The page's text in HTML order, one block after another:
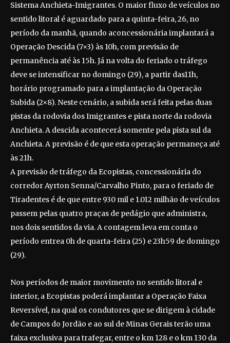
Sistema Anchieta-Imigrantes. O maior fluxo de veículos no
sentido litoral é aguardado para a quinta-feira, 26, no
período da manhã, quando aconcessionária implantará a
Operação Descida (7×3) às 10h, com previsão de
permanência até às 15h. Já na volta do feriado o tráfego
deve se intensificar no domingo (29), a partir das11h,
horário programado para a implantação da Operação
Subida (2×8). Neste cenário, a subida será feita pelas duas
pistas da rodovia dos Imigrantes e pista norte da rodovia
Anchieta. A descida acontecerá somente pela pista sul da
Anchieta. A previsão é de que esta operação permaneça até
às 21h.
A previsão de tráfego da Ecopistas, concessionária do
corredor Ayrton Senna/Carvalho Pinto, para o feriado de
Tiradentes é de que entre 930 mil e 1.012 milhão de veículos
passem pelas quatro praças de pedágio que administra,
nos dois sentidos da via. A contagem leva em conta o
período entrea 0h de quarta-feira (25) e 23h59 de domingo
(29).
Nos períodos de maior movimento no sentido litoral e
interior, a Ecopistas poderá implantar a Operação Faixa
Reversível, na qual os condutores que se dirigem à cidade
de Campos do Jordão e ao sul de Minas Gerais terão uma
faixa exclusiva para trafegar, entre o km 128 e o km 130 da